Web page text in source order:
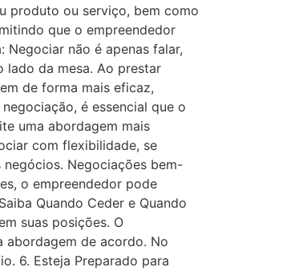
produto ou serviço, bem como
que o empreendedor
não é apenas falar,
lado da mesa. Ao prestar
de forma mais eficaz,
é essencial que o
uma abordagem mais
com flexibilidade, se
Negociações bem-
o empreendedor pode
Quando Ceder e Quando
suas posições. O
abordagem de acordo. No
6. Esteja Preparado para